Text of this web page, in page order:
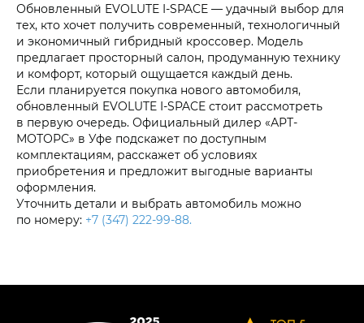
Обновленный EVOLUTE I-SPACE — удачный выбор для
тех, кто хочет получить современный, технологичный
и экономичный гибридный кроссовер. Модель
предлагает просторный салон, продуманную технику
и комфорт, который ощущается каждый день.
Если планируется покупка нового автомобиля,
обновленный EVOLUTE I-SPACE стоит рассмотреть
в первую очередь. Официальный дилер «АРТ-
МОТОРС» в Уфе подскажет по доступным
комплектациям, расскажет об условиях
приобретения и предложит выгодные варианты
оформления.
Уточнить детали и выбрать автомобиль можно
по номеру: +7 (347) 222-99-88.